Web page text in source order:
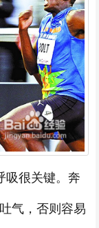
吸很关键。奔
气，否则容易